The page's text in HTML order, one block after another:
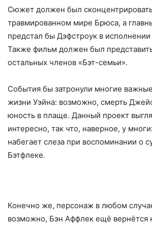
Сюжет должен был
травмированном мире Брюса, а
предстал бы Дэфстроук в
Также фильм должен был
остальных членов «Бэт-семьи».
События бы затронули многие
жизни Уэйна: возможно, смерть
юность в плаще. Данный проект
интересно, так что, наверное, у
набегает слеза при воспоминании о
Бэтфлеке.
Конечно же, персонаж в любом
возможно, Бэн Аффлек ещё вернётся